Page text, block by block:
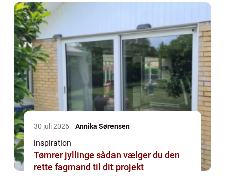
hjælpe di...
30 juli 2026 Annika Sørensen
inspiration
Tømrer jyllinge sådan vælger du den
rette fagmand til dit projekt